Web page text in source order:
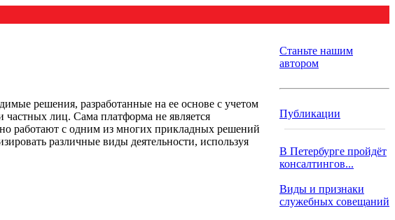
решения, разработанные на ее основе с учетом
частных лиц. Сама платформа не является
работают с одним из многих прикладных решений
различные виды деятельности, используя
Станьте нашим
автором
Публикации
В Петербурге пройдёт
консалтингов...
Виды и признаки
служебных совещаний